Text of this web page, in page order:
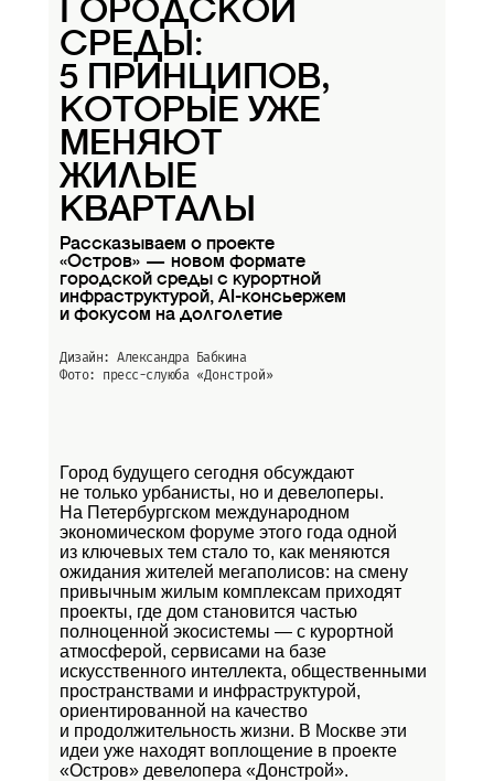
ГОРОДСКОЙ
СРЕДЫ:
5 ПРИНЦИПОВ,
КОТОРЫЕ УЖЕ
МЕНЯЮТ
ЖИЛЫЕ
КВАРТАЛЫ
Рассказываем о проекте
«Остров» — новом формате
городской среды с курортной
инфраструктурой, AI-консьержем
и фокусом на долголетие
Дизайн: Александра Бабкина
Фото: пресс-слуюба «Донстрой»
Город будущего сегодня обсуждают
не только урбанисты, но и девелоперы.
На Петербургском международном
экономическом форуме этого года одной
из ключевых тем стало то, как меняются
ожидания жителей мегаполисов: на смену
привычным жилым комплексам приходят
проекты, где дом становится частью
полноценной экосистемы — с курортной
атмосферой, сервисами на базе
искусственного интеллекта, общественными
пространствами и инфраструктурой,
ориентированной на качество
и продолжительность жизни. В Москве эти
идеи уже находят воплощение в проекте
«Остров» девелопера «Донстрой».